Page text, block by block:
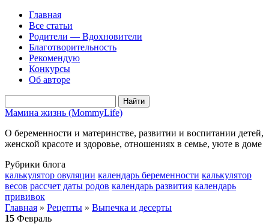
Главная
Все статьи
Родители — Вдохновители
Благотворительность
Рекомендую
Конкурсы
Об авторе
Мамина жизнь (MommyLife)
О беременности и материнстве, развитии и воспитании детей,
женской красоте и здоровье, отношениях в семье, уюте в доме
Рубрики блога
калькулятор овуляции календарь беременности калькулятор
весов рассчет даты родов календарь развития календарь
прививок
Главная » Рецепты » Выпечка и десерты
15 Февраль